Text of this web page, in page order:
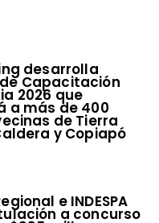
desarrolla
Capacitación
2026 que
a más de 400
de Tierra
y Copiapó
e INDESPA
a concurso